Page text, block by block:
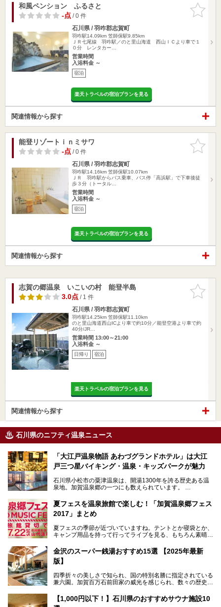
お気に入
りに追加
和風ペンション ふるさと
-点/ 0 件
石川県 / 羽咋郡志賀町
羽咋駅14.09km 笠師保駅9.85km
ＪＲ七尾線 羽咋駅／のと里山海道 西山ＩＣより車で１
０分 レンタカー…
営業時間
入浴料金 ～
宿泊
楽天トラベルの宿泊プランを見る
関連情報から探す
お気に入
りに追加
能登リゾートｉｎミサワ
-点/ 0 件
石川県 / 羽咋郡志賀町
羽咋駅14.16km 笠師保駅10.07km
ＪＲ 羽咋駅からバス乗車、バス停「高浜駅」で下車後徒
歩３分（トータル…
営業時間
入浴料金 ～
宿泊
楽天トラベルの宿泊プランを見る
関連情報から探す
お気に入
りに追加
志賀の郷温泉 いこいの村 能登半島
3.0点/ 1 件
石川県 / 羽咋郡志賀町
羽咋駅14.25km 笠師保駅11.10km
のと里山海道西山ICより車で約10分／能登空港より車で約
40分/JR…
営業時間 13:00～21:00
入浴料金 ～
日帰り 宿泊
楽天トラベルの宿泊プランを見る
関連情報から探す
石川県のニフティ温泉ニュース
「大江戸温泉物語 あわづグランドホテル」は大江
戸三つ星バイキング・温泉・キッズパークが魅力
石川県小松市の粟津温泉は、開湯1300年を誇る歴史ある温
泉地。加賀温泉郷の一つにも数えられています。
その粟津温泉に建つ「大江戸温泉物語 あわづグランドホテ
ル」（以下、あわづグランドホテル）は客室数97室のホテ
ルで、昨年2024年12月に露天風呂を新設。充実したキッズ
2025年7月からは「大江戸三つ星バイキング」がスタート！
───
提供元：大江戸温泉物語ホテルズ＆リゾーツ株式会社【P
この記事は大江戸温泉物語 あわづグランドホテルのPR記事
です。
夏フェスを温泉旅館で楽しむ！「加賀温泉郷フェス
2017」まとめ
夏フェスの季節が近づいていますね。テントとか寝袋とか、
キャンプ用品を持って行ってライブを見る、もちろん素晴ら
いやでもね、暑いし汗や砂埃でドロドロになるしうるさくて
夜は寝られないし、若い時はそういうのが良かったんですけ
今、もうちょっと気楽なフェスはないかな、と探してたらあ
りましたよ！
「加賀温泉郷フェス 2017」が石川県・山代温泉の瑠璃光を
全館貸し切って開催！
金沢のスーパー銭湯おすすめ15選 【2025年最新
版】
四季折々の美しさで知られ、国の特別名勝に指定されている
兼六園。加賀百万石前田家の威光を感じられ、数々の歴史的
ア。国内でも特に人気の観光地の1つです。北陸新幹線で東
京から約2時間30分と、首都圏からアクセスしやすい立地も
【1,000円以下！】石川県のおすすめサウナ施設10